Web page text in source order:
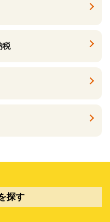
税
探す